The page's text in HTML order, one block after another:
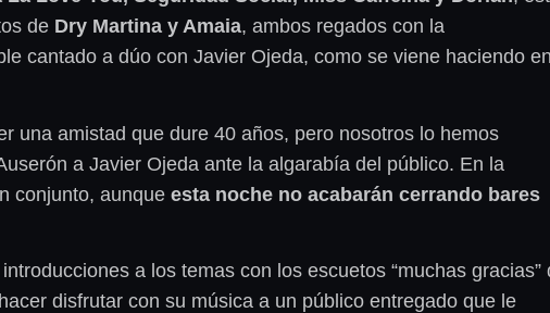
de Dry Martina y Amaia, ambos regados con la
cantado a dúo con Javier Ojeda, como se viene haciendo en
una amistad que dure 40 años, pero nosotros lo hemos
a Javier Ojeda ante la algarabía del público. En la
conjunto, aunque esta noche no acabarán cerrando bares
a los temas con los escuetos “muchas gracias”
disfrutar con su música a un público entregado que le